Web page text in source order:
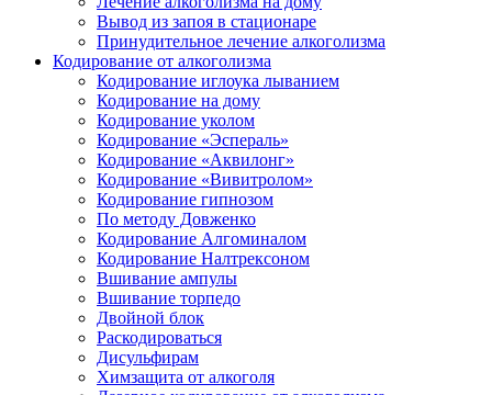
Вывод из запоя в стационаре
Принудительное лечение алкоголизма
Кодирование от алкоголизма
Кодирование иглоука лыванием
Кодирование на дому
Кодирование уколом
Кодирование «Эспераль»
Кодирование «Аквилонг»
Кодирование «Вивитролом»
Кодирование гипнозом
По методу Довженко
Кодирование Алгоминалом
Кодирование Налтрексоном
Вшивание ампулы
Вшивание торпедо
Двойной блок
Раскодироваться
Дисульфирам
Химзащита от алкоголя